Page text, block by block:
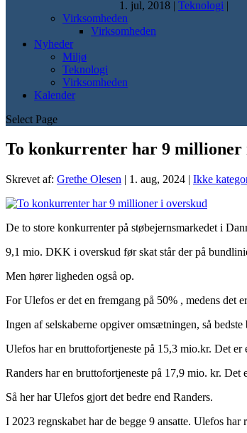
1. jul, 2018 | Teknologi |
Virksomheden
Virksomheden
Nyheder
Miljø
Teknologi
Virksomheden
Kalender
Select Page
To konkurrenter har 9 millioner
Skrevet af: Grethe Olesen | 1. aug, 2024 | Ikke
De to store konkurrenter på støbejernsmarkedet i
9,1 mio. DKK i overskud før skat står der på
Men hører ligheden også op.
For Ulefos er det en fremgang på 50% , medens det
Ingen af selskaberne opgiver omsætningen, så
Ulefos har en bruttofortjeneste på 15,3 mio.kr. Det
Randers har en bruttofortjeneste på 17,9 mio. kr.
Så her har Ulefos gjort det bedre end Randers.
I 2023 regnskabet har de begge 9 ansatte. Ulefos